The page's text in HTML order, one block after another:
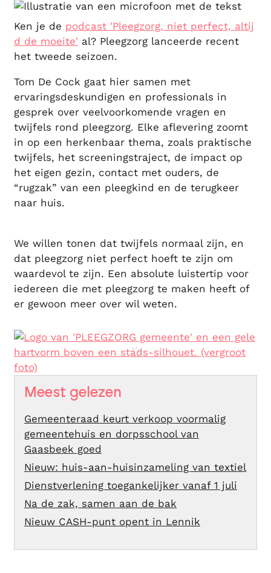
Ken je de podcast 'Pleegzorg, niet perfect, altij
d de moeite' al? Pleegzorg lanceerde recent
het tweede seizoen.
Tom De Cock gaat hier samen met
ervaringsdeskundigen en professionals in
gesprek over veelvoorkomende vragen en
twijfels rond pleegzorg. Elke aflevering zoomt
in op een herkenbaar thema, zoals praktische
twijfels, het screeningstraject, de impact op
het eigen gezin, contact met ouders, de
“rugzak” van een pleegkind en de terugkeer
naar huis.
We willen tonen dat twijfels normaal zijn, en
dat pleegzorg niet perfect hoeft te zijn om
waardevol te zijn. Een absolute luistertip voor
iedereen die met pleegzorg te maken heeft of
er gewoon meer over wil weten.
Meest gelezen
Gemeenteraad keurt verkoop voormalig
gemeentehuis en dorpsschool van
Gaasbeek goed
Nieuw: huis-aan-huisinzameling van textiel
Dienstverlening toegankelijker vanaf 1 juli
Na de zak, samen aan de bak
Nieuw CASH-punt opent in Lennik